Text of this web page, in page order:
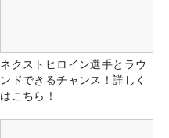
ネクストヒロイン選手とラウ
ンドできるチャンス！詳しく
はこちら！